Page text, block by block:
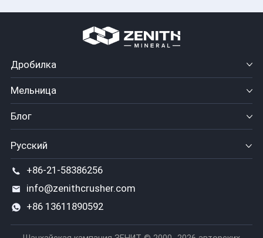
Дробилка
Мельница
Блог
+86-21-58386256
info@zenithcrusher.com
+86 13611890592
Русский